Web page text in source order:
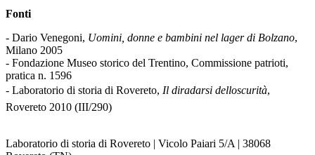
Fonti
- Dario Venegoni, Uomini, donne e bambini nel lager di Bolzano,
Milano 2005
- Fondazione Museo storico del Trentino, Commissione patrioti,
pratica n. 1596
- Laboratorio di storia di Rovereto, Il diradarsi delloscurità,
Rovereto 2010 (III/290)
Laboratorio di storia di Rovereto | Vicolo Paiari 5/A | 38068